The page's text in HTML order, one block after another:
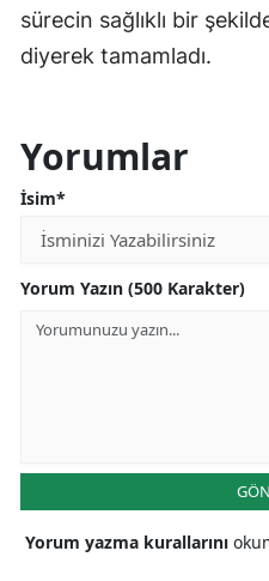
sürecin sağlıklı bir
diyerek tamamladı.
Yorumlar
İsim*
Yorum Yazın (500 Karakter)
Yorum yazma kurallarını